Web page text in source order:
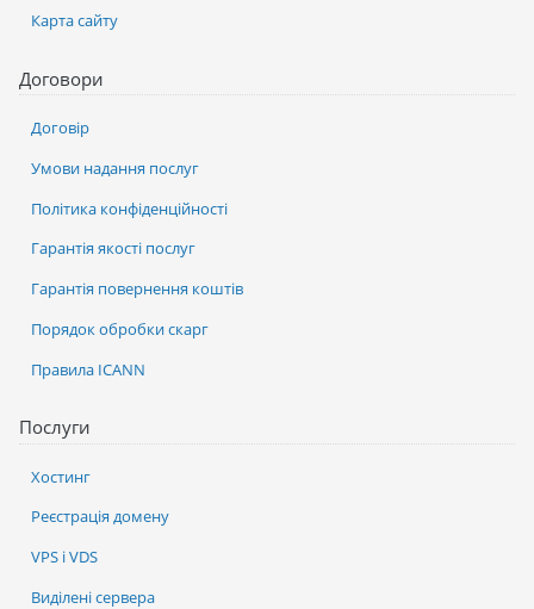
Послуги
Хостинг
Реєстрація домену
VPS і VDS
Виділені сервера
Карта сайту
Договори
Договір
Умови надання послуг
Політика конфіденційності
Гарантія якості послуг
Гарантія повернення коштів
Порядок обробки скарг
Правила ICANN